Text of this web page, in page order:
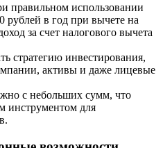
правильном использовании
рублей в год при вычете на
за счет налогового вычета
стратегию инвестирования,
активы и даже лицевые
с небольших сумм, что
инструментом для